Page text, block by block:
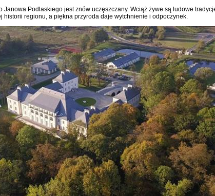
Janowa Podlaskiego jest znów uczęszczany. Wciąż żywe są ludowe
regionu, a piękna przyroda daje wytchnienie i odpoczynek.